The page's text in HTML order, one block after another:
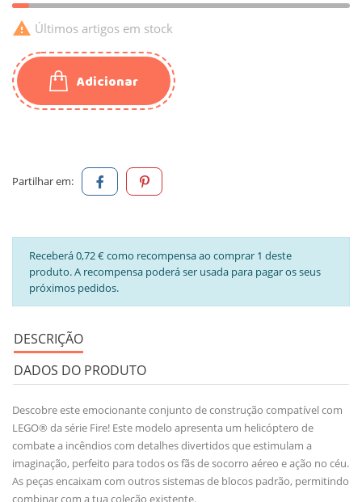
 Últimos artigos em stock
Adicionar
Partilhar em:
Receberá 0,72 € como recompensa ao comprar 1 deste
produto. A recompensa poderá ser usada para pagar os seus
próximos pedidos.
DESCRIÇÃO
DADOS DO PRODUTO
Descobre este emocionante conjunto de construção compatível com
LEGO® da série Fire! Este modelo apresenta um helicóptero de
combate a incêndios com detalhes divertidos que estimulam a
imaginação, perfeito para todos os fãs de socorro aéreo e ação no céu.
As peças encaixam com outros sistemas de blocos padrão, permitindo
combinar com a tua coleção existente.